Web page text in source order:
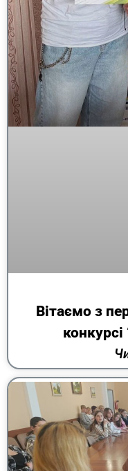
Вітаємо з